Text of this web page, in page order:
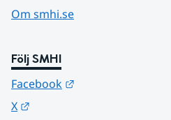
Om smhi.se
Följ SMHI
Facebook
X